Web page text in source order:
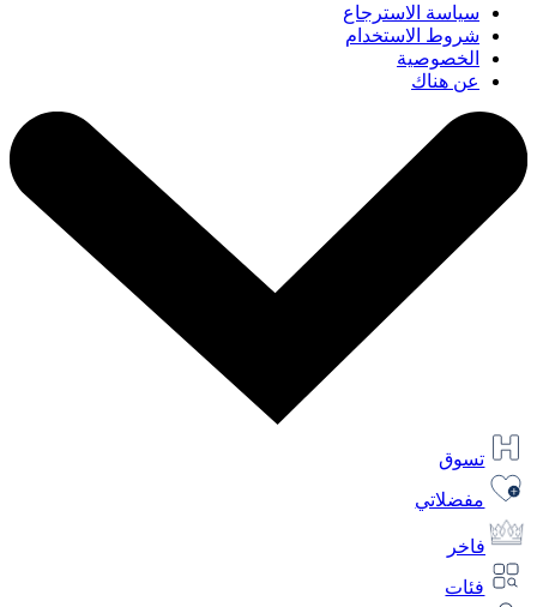
سياسة الاسترجاع
شروط الاستخدام
الخصوصية
عن هناك
تسوق
مفضلاتي
فاخر
فئات